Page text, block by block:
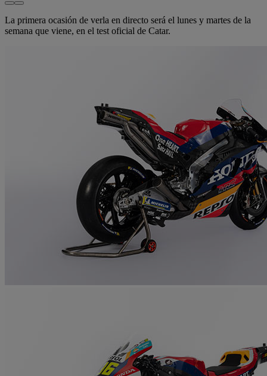
La primera ocasión de verla en directo será el lunes y martes de la
semana que viene, en el test oficial de Catar.